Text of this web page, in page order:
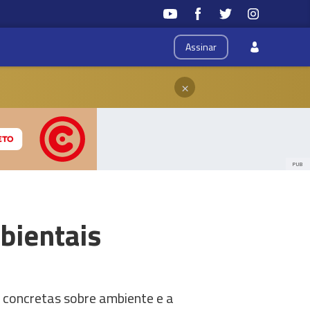
Assinar
×
PUB
sobre ambiente e a